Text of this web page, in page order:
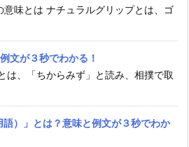
意味とは ナチュラルグリップとは、ゴ
文が３秒でわかる！
は、「ちからみず」と読み、相撲で取
語）」とは？意味と例文が３秒でわか